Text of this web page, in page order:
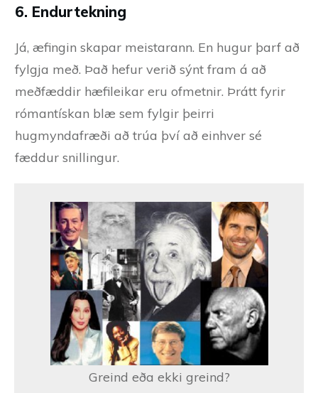
6. Endurtekning
Já, æfingin skapar meistarann. En hugur þarf að
fylgja með. Það hefur verið sýnt fram á að
meðfæddir hæfileikar eru ofmetnir. Þrátt fyrir
rómantískan blæ sem fylgir þeirri
hugmyndafræði að trúa því að einhver sé
fæddur snillingur.
Greind eða ekki greind?